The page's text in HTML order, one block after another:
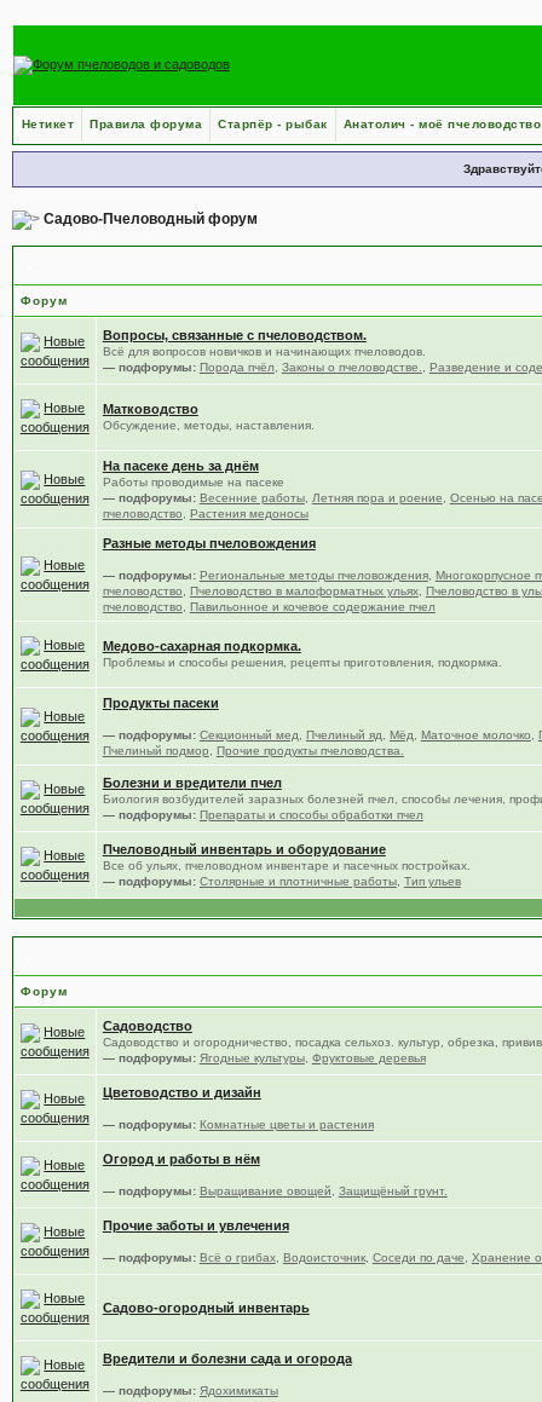
Нетикет Правила форума Старпёр - рыбак Анатолич - моё пчеловодство
Садово-Пчеловодный форум
Форум
Вопросы, связанные с пчеловодством.
Всё для вопросов новичков и начинающих пчеловодов.
— подфорумы: Порода пчёл Законы о пчеловодстве. Разведение и
Матководство
Обсуждение, методы, наставления.
На пасеке день за днём
Работы проводимые на пасеке
— подфорумы: Весенние работы, Летняя пора и роение
Осенью на
пчеловодство
Растения медоносы
Разные методы пчеловождения
— подфорумы: Региональные методы пчеловождения, Многокорпусное
пчеловодство
Пчеловодство в малоформатных ульях, Пчеловодство в
пчеловодство
Павильонное и кочевое содержание пчел
Медово-сахарная подкормка.
Проблемы и способы решения, рецепты приготовления, подкормка.
Продукты пасеки
— подфорумы: Секционный мед Пчелиный яд Мёд Маточное молочко
Пчелиный подмор
Прочие продукты пчеловодства.
Болезни и вредители пчел
Биология возбудителей заразных болезней пчел, способы лечения,
— подфорумы: Препараты и способы обработки пчел
Пчеловодный инвентарь и оборудование
Все об ульях, пчеловодном инвентаре и пасечных постройках.
— подфорумы: Столярные и плотничные работы, Тип ульев
Форум
Садоводство
Садоводство и огородничество, посадка сельхоз. культур, обрезка,
— подфорумы: Ягодные культуры, Фруктовые деревья
Цветоводство и дизайн
— подфорумы: Комнатные цветы и растения
Огород и работы в нём
— подфорумы: Выращивание овощей Защищёный грунт.
Прочие заботы и увлечения
— подфорумы: Всё о грибах, Водоисточник, Соседи по даче Хранение
Садово-огородный инвентарь
Вредители и болезни сада и огорода
— подфорумы: Ядохимикаты